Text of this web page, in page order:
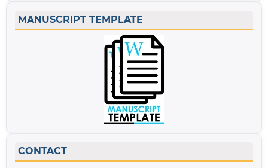
MANUSCRIPT TEMPLATE
CONTACT